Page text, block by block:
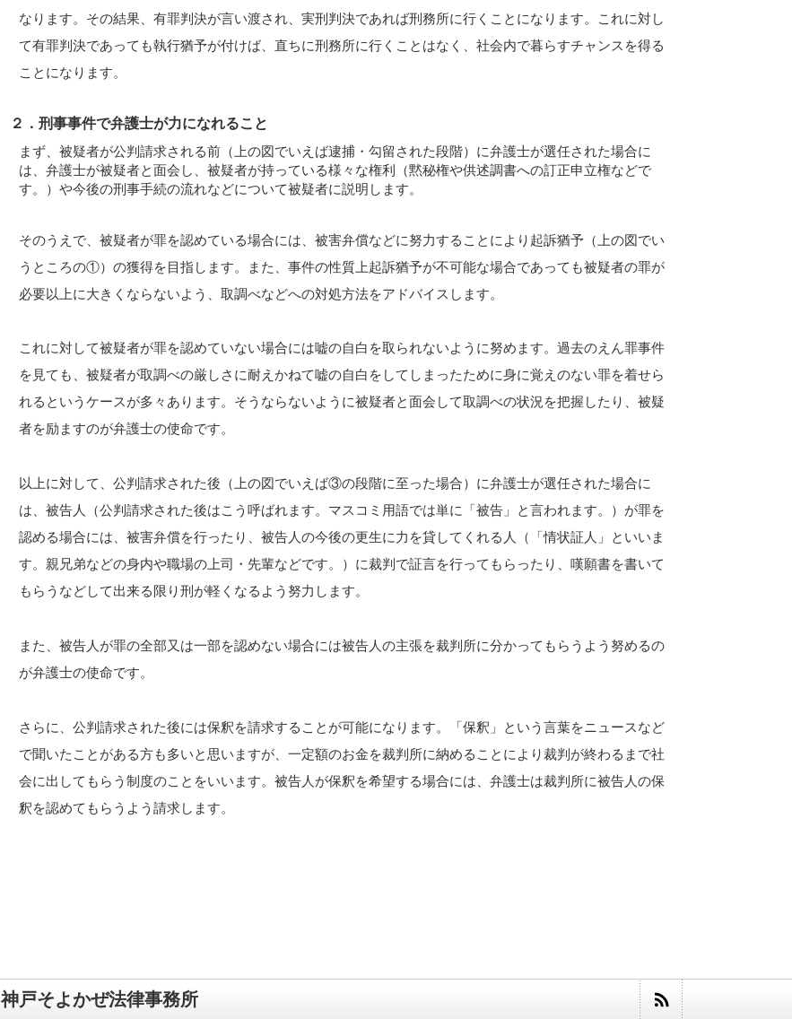
なります。その結果、有罪判決が言い渡され、実刑判決であれば刑務所に行くことになります。これに対し
て有罪判決であっても執行猶予が付けば、直ちに刑務所に行くことはなく、社会内で暮らすチャンスを得る
ことになります。
２．刑事事件で弁護士が力になれること
まず、被疑者が公判請求される前（上の図でいえば逮捕・勾留された段階）に弁護士が選任された場合に
は、弁護士が被疑者と面会し、被疑者が持っている様々な権利（黙秘権や供述調書への訂正申立権などで
す。）や今後の刑事手続の流れなどについて被疑者に説明します。
そのうえで、被疑者が罪を認めている場合には、被害弁償などに努力することにより起訴猶予（上の図でい
うところの①）の獲得を目指します。また、事件の性質上起訴猶予が不可能な場合であっても被疑者の罪が
必要以上に大きくならないよう、取調べなどへの対処方法をアドバイスします。
これに対して被疑者が罪を認めていない場合には嘘の自白を取られないように努めます。過去のえん罪事件
を見ても、被疑者が取調べの厳しさに耐えかねて嘘の自白をしてしまったために身に覚えのない罪を着せら
れるというケースが多々あります。そうならないように被疑者と面会して取調べの状況を把握したり、被疑
者を励ますのが弁護士の使命です。
以上に対して、公判請求された後（上の図でいえば③の段階に至った場合）に弁護士が選任された場合に
は、被告人（公判請求された後はこう呼ばれます。マスコミ用語では単に「被告」と言われます。）が罪を
認める場合には、被害弁償を行ったり、被告人の今後の更生に力を貸してくれる人（「情状証人」といいま
す。親兄弟などの身内や職場の上司・先輩などです。）に裁判で証言を行ってもらったり、嘆願書を書いて
もらうなどして出来る限り刑が軽くなるよう努力します。
また、被告人が罪の全部又は一部を認めない場合には被告人の主張を裁判所に分かってもらうよう努めるの
が弁護士の使命です。
さらに、公判請求された後には保釈を請求することが可能になります。「保釈」という言葉をニュースなど
で聞いたことがある方も多いと思いますが、一定額のお金を裁判所に納めることにより裁判が終わるまで社
会に出してもらう制度のことをいいます。被告人が保釈を希望する場合には、弁護士は裁判所に被告人の保
釈を認めてもらうよう請求します。
神戸そよかぜ法律事務所